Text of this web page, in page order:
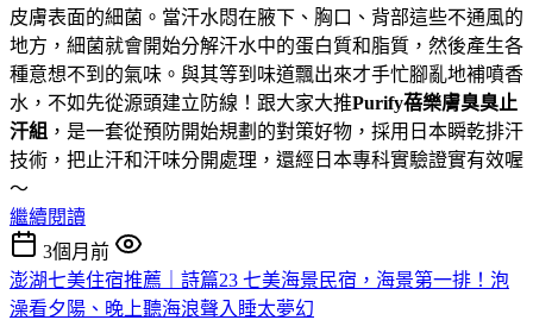
皮膚表面的細菌。當汗水悶在腋下、胸口、背部這些不通風的
地方，細菌就會開始分解汗水中的蛋白質和脂質，然後產生各
種意想不到的氣味。與其等到味道飄出來才手忙腳亂地補噴香
水，不如先從源頭建立防線！跟大家大推Purify蓓樂膚臭臭止
汗組 ，是一套從預防開始規劃的對策好物，採用日本瞬乾排汗
技術，把止汗和汗味分開處理，還經日本專科實驗證實有效喔
～
繼續閱讀
3個月前
澎湖七美住宿推薦｜詩篇23 七美海景民宿，海景第一排！泡
澡看夕陽、晚上聽海浪聲入睡太夢幻